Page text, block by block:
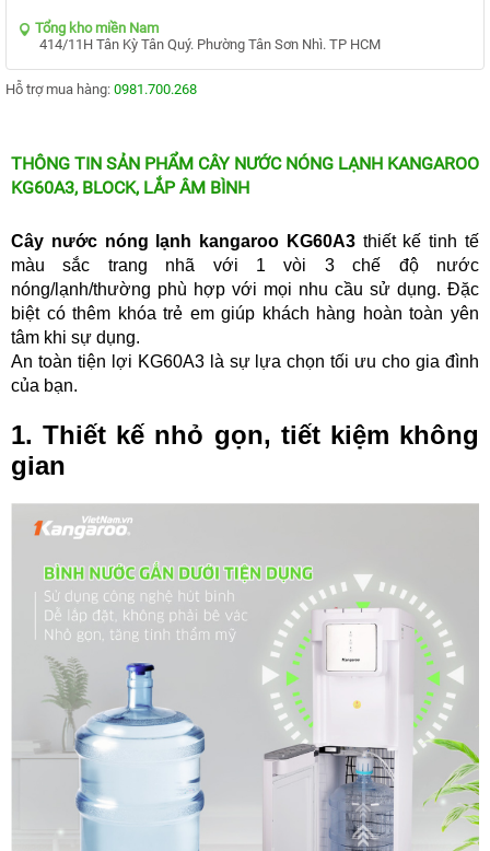
CHƯƠNG
TRÌNH
VỤ
GIỚI
Tổng kho miền Nam
414/11H Tân Kỳ Tân Quý. Phường Tân Sơn Nhì. TP HCM
Hỗ trợ mua hàng: 0981.700.268
THÔNG TIN SẢN PHẨM CÂY NƯỚC NÓNG LẠNH KANGAROO
KG60A3, BLOCK, LẮP ÂM BÌNH
Cây nước nóng lạnh kangaroo KG60A3thiết kế tinh tế
màu sắc trang nhã với 1 vòi 3 chế độ nước
nóng/lạnh/thường phù hợp với mọi nhu cầu sử dụng. Đặc
biệt có thêm khóa trẻ em giúp khách hàng hoàn toàn yên
tâm khi sự dụng.
An toàn tiện lợi KG60A3 là sự lựa chọn tối ưu cho gia đình
của bạn.
1. Thiết kế nhỏ gọn, tiết kiệm không
gian